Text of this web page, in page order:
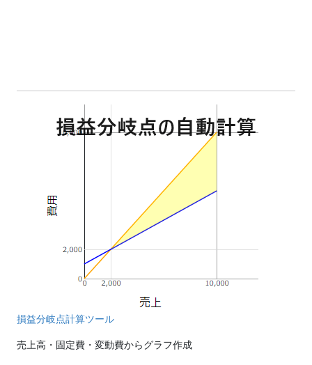
損益分岐点計算ツール
売上高・固定費・変動費からグラフ作成